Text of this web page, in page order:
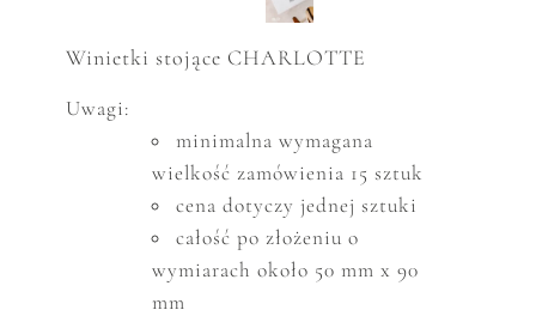
Winietki stojące CHARLOTTE
Uwagi:
minimalna wymagana
wielkość zamówienia 15 sztuk
cena dotyczy jednej sztuki
całość po złożeniu o
wymiarach około 50 mm x 90
mm